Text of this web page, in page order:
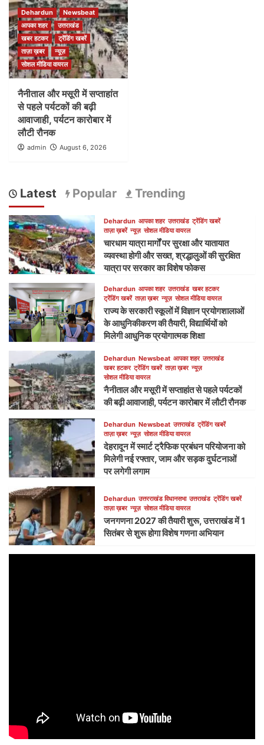
Dehardun
Newsbeat
आपका शहर
उत्तराखंड
खबर हटकर
ट्रेंडिंग खबरें
ताज़ा ख़बर
न्यूज़
सोशल मीडिया वायरल
नैनीताल और मसूरी में सप्ताहांत
से पहले पर्यटकों की बढ़ी
आवाजाही, पर्यटन कारोबार में
लौटी रौनक
admin August 6, 2026
Latest Popular Trending
Dehardun आपका शहर उत्तराखंड ट्रेंडिंग खबरें
ताज़ा ख़बरें न्यूज़ सोशल मीडिया वायरल
चारधाम यात्रा मार्गों पर सुरक्षा और यातायात
व्यवस्था होगी और सख्त, श्रद्धालुओं की सुरक्षित
यात्रा पर सरकार का विशेष फोकस
Dehardun आपका शहर उत्तराखंड खबर हटकर
ट्रेंडिंग खबरें ताज़ा ख़बर न्यूज़ सोशल मीडिया वायरल
राज्य के सरकारी स्कूलों में विज्ञान प्रयोगशालाओं
के आधुनिकीकरण की तैयारी, विद्यार्थियों को
मिलेगी आधुनिक प्रयोगात्मक शिक्षा
Dehardun Newsbeat आपका शहर उत्तराखंड
खबर हटकर ट्रेंडिंग खबरें ताज़ा ख़बर न्यूज़
सोशल मीडिया वायरल
नैनीताल और मसूरी में सप्ताहांत से पहले पर्यटकों
की बढ़ी आवाजाही, पर्यटन कारोबार में लौटी रौनक
Dehardun Newsbeat उत्तराखंड ट्रेंडिंग खबरें
ताज़ा ख़बर न्यूज़ सोशल मीडिया वायरल
देहरादून में स्मार्ट ट्रैफिक प्रबंधन परियोजना को
मिलेगी नई रफ्तार, जाम और सड़क दुर्घटनाओं
पर लगेगी लगाम
Dehardun उत्तरराखंड विधानसभा उत्तराखंड ट्रेंडिंग खबरें
ताज़ा ख़बर न्यूज़ सोशल मीडिया वायरल
जनगणना 2027 की तैयारी शुरू, उत्तराखंड में 1
सितंबर से शुरू होगा विशेष गणना अभियान